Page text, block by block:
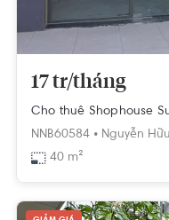
17 tr/tháng
Cho thuê Shophouse
NNB60584 • Nguyễn
40 m²